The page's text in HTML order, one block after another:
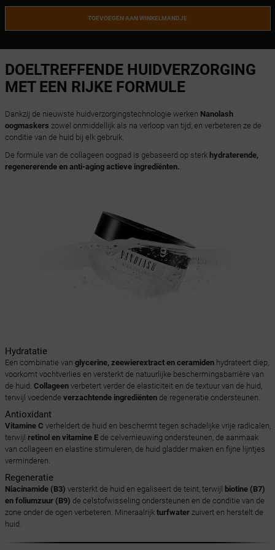
TOEVOEGEN AAN WINKELMANDJE
DOELTREFFENDE HUIDVERZORGING
MET EEN RIJKE FORMULE
Dankzij de nieuwste huidverzorgingstechnologie werken Nanolash
oogmaskers zowel onmiddellijk als na verloop van tijd, en verbeteren ze de
conditie van de huid bij elk gebruik.
De formule van de collageen oogpad is gebaseerd op sterk hydraterende,
regenererende en anti-aging actieve ingrediënten.
Hydratatie
Een combinatie van glycerine, zeewierextract en ceramidenhydrateert diep,
voorkomt vochtverlies en versterkt de natuurlijke beschermingsbarrière van
de huid. Collageenverbetert verder de elasticiteit en de textuur van de huid,
terwijl voedende verzachtende ingrediëntende regeneratie ondersteunen.
Antioxidant
Vitamine C verheldert de huid en beschermt tegen schadelijke vrije radicalen,
terwijl retinol en vitamine Ede celvernieuwing ondersteunen, de aanmaak
van collageen en elastine stimuleren, de huid gladder maken en fijne lijntjes
verminderen.
Regeneratie
Niacinamide (B3) versterkt de huid en egaliseert de teint, terwijl biotine (B7)
en foliumzuur (B9) de celstofwisseling ondersteunen en de conditie van de
zone onder de ogen verbeteren. Mineraalrijk turfwaterzuivert en herstelt de
huid.